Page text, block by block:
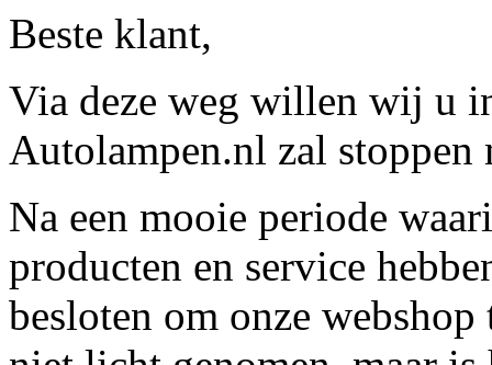
Beste klant,
Via deze weg willen wij u
Autolampen.nl zal stoppen
Na een mooie periode
producten en service
besloten om onze